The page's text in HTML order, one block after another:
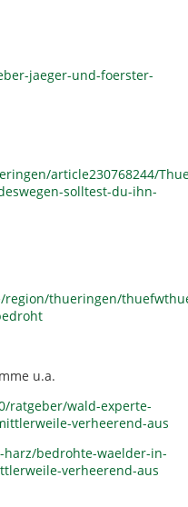
jaeger-und-foerster-
article230768244/
solltest-du-ihn-
thueringen/
u.a.
ratgeber/wald-experte-
verheerend-aus
bedrohte-waelder-in-
verheerend-aus